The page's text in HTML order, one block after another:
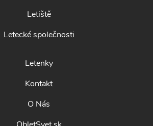
Letiště
Letecké společnosti
Letenky
Kontakt
O Nás